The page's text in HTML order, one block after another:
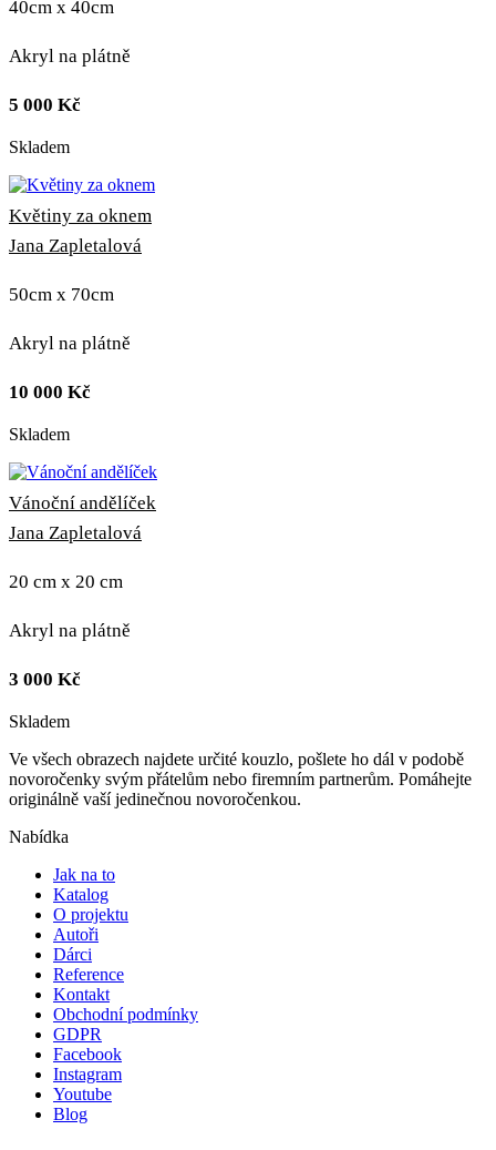
40cm x 40cm
Akryl na plátně
5 000 Kč
Skladem
Květiny za oknem
Jana Zapletalová
50cm x 70cm
Akryl na plátně
10 000 Kč
Skladem
Vánoční andělíček
Jana Zapletalová
20 cm x 20 cm
Akryl na plátně
3 000 Kč
Skladem
Ve všech obrazech najdete určité kouzlo, pošlete ho dál v podobě
novoročenky svým přátelům nebo firemním partnerům. Pomáhejte
originálně vaší jedinečnou novoročenkou.
Nabídka
Jak na to
Katalog
O projektu
Autoři
Dárci
Reference
Kontakt
Obchodní podmínky
GDPR
Facebook
Instagram
Youtube
Blog